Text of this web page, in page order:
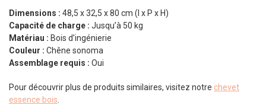
Dimensions : 48,5 x 32,5 x 80 cm (l x P x H)
Capacité de charge : Jusqu’à 50 kg
Matériau : Bois d’ingénierie
Couleur : Chêne sonoma
Assemblage requis : Oui
Pour découvrir plus de produits similaires, visitez notre chevet
essence bois